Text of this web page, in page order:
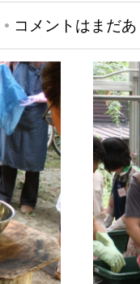
• コメントはまだ